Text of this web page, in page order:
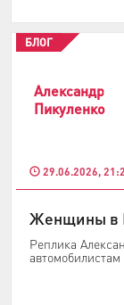
Александр
Пикуленко
29.06.2026,
БЛОГ
Женщины в
Реплика